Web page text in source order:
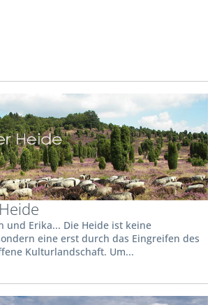
und Erika... Die Heide ist keine
eine erst durch das Eingreifen des
Kulturlandschaft. Um...